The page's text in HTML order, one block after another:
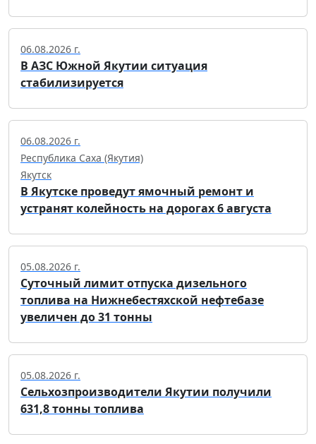
06.08.2026 г.
В АЗС Южной Якутии ситуация
стабилизируется
06.08.2026 г.
Республика Саха (Якутия)
Якутск
В Якутске проведут ямочный ремонт и
устранят колейность на дорогах 6 августа
05.08.2026 г.
Суточный лимит отпуска дизельного
топлива на Нижнебестяхской нефтебазе
увеличен до 31 тонны
05.08.2026 г.
Сельхозпроизводители Якутии получили
631,8 тонны топлива